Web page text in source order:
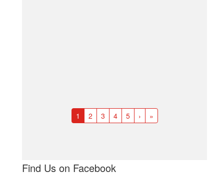
1 2 3 4 5 › »
Find Us on Facebook